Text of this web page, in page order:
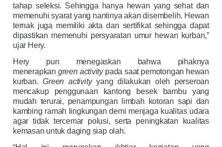
tahap seleksi. Sehingga hanya hewan yang sehat dan
memenuhi syarat yang nantinya akan disembelih. Hewan
ternak juga memiliki akta dan sertifikat sehingga dapat
dipastikan memenuhi persyaratan umur hewan kurban,”
ujar Hery.
Hery pun menegaskan bahwa pihaknya
menerapkan green activitypada saat pemotongan hewan
kurban. Green activityyang dilakukan oleh perseroan
mencakup penggunaan kantong besek bambu yang
mudah terurai, penampungan limbah kotoran sapi dan
kambing ramah lingkungan demi menjaga kualitas udara
agar tidak tercemar polusi, serta peningkatan kualitas
kemasan untuk daging siap olah.